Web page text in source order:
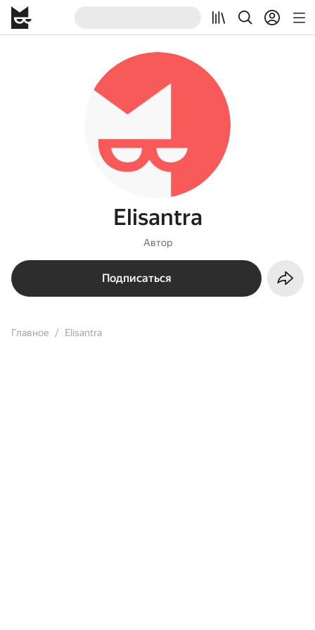
Elisantra
Автор
Подписаться
Главное Elisantra